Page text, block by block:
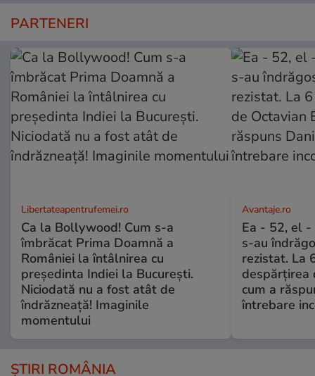
PARTENERI
Libertateapentrufemei.ro
Ca la Bollywood! Cum s-a
îmbrăcat Prima Doamnă a
României la întâlnirea cu
președinta Indiei la București.
Niciodată nu a fost atât de
îndrăzneață! Imaginile
momentului
Avantaje.ro
Ea - 52, el -
s-au
rezistat. La
despărțirea
cum a
întrebare
ȘTIRI ROMÂNIA